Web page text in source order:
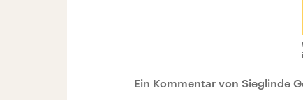
Ein Kommentar von Sieglinde